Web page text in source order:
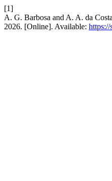
[1]
A. G. Barbosa and A. A. da
2026. [Online]. Available: https://